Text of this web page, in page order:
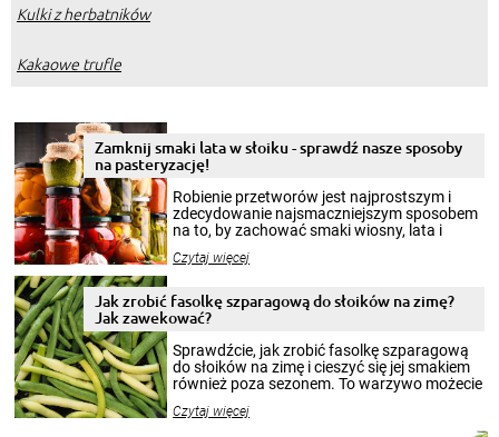
Kulki z herbatników
Kakaowe trufle
Zamknij smaki lata w słoiku - sprawdź nasze sposoby
na pasteryzację!
Robienie przetworów jest najprostszym i
zdecydowanie najsmaczniejszym sposobem
na to, by zachować smaki wiosny, lata i
krajobrazów, by cieszyć nimi oko w sezonie
pełni poczuć atmosferę cieplejszych
miesięcy. Przygotowanie słoików ze
smakowitą zawartością musi obejmować
patenty, które pozwolą zachować świeżość
przetworów.
Czytaj więcej
Jak zrobić fasolkę szparagową do słoików na zimę?
Jak zawekować?
Sprawdźcie, jak zrobić fasolkę szparagową
do słoików na zimę i cieszyć się jej smakiem
również poza sezonem. To warzywo możecie
nasze propozycje!
Czytaj więcej